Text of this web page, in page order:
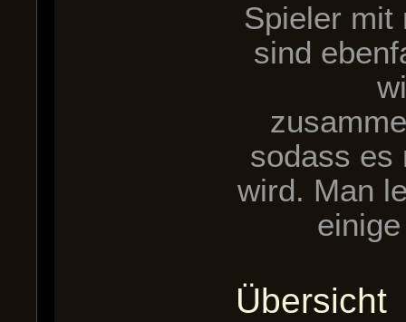
Spieler mit
sind
sodass es
wird. Man
Übersicht